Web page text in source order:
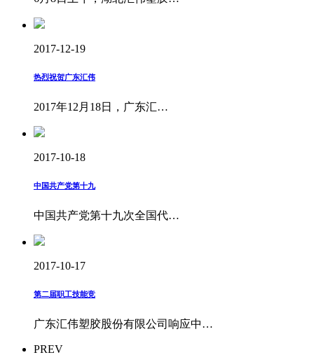
2017-12-19
热烈祝贺广东汇伟
2017年12月18日，广东汇…
2017-10-18
中国共产党第十九
中国共产党第十九次全国代…
2017-10-17
第二届职工技能竞
广东汇伟塑胶股份有限公司响应中…
PREV